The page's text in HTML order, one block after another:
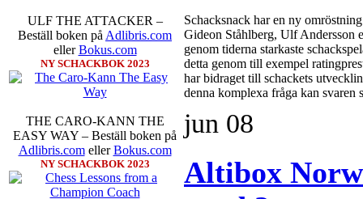
ULF THE ATTACKER –
Beställ boken på Adlibris.com
ellerBokus.com
NY SCHACKBOK 2023
THE CARO-KANN THE
EASY WAY – Beställ boken på
Adlibris.comellerBokus.com
NY SCHACKBOK 2023
Schacksnack har en ny
Gideon Ståhlberg, Ulf Andersson
genom tiderna starkaste
detta genom till exempel
har bidraget till schackets
denna komplexa fråga kan svaren
jun 08
Altibox